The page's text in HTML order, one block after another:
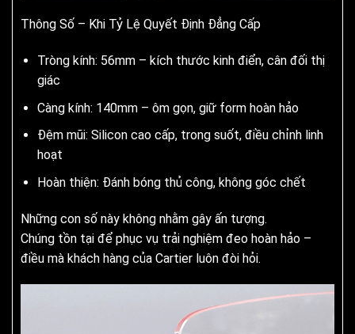
Thông Số – Khi Tỷ Lệ Quyết Định Đẳng Cấp
Tròng kính: 56mm – kích thước kinh điển, cân đối thị
giác
Càng kính: 140mm – ôm gọn, giữ form hoàn hảo
Đệm mũi: Silicon cao cấp, trong suốt, điều chỉnh linh
hoạt
Hoàn thiện: Đánh bóng thủ công, không góc chết
Những con số này không nhằm gây ấn tượng.
Chúng tồn tại để phục vụ trải nghiệm đeo hoàn hảo –
điều mà khách hàng của Cartier luôn đòi hỏi.